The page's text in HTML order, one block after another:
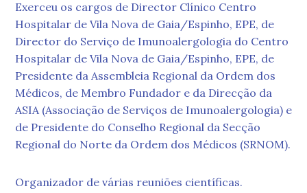
Exerceu os cargos de Director Clínico Centro
Hospitalar de Vila Nova de Gaia/Espinho, EPE, de
Director do Serviço de Imunoalergologia do Centro
Hospitalar de Vila Nova de Gaia/Espinho, EPE, de
Presidente da Assembleia Regional da Ordem dos
Médicos, de Membro Fundador e da Direcção da
ASIA (Associação de Serviços de Imunoalergologia) e
de Presidente do Conselho Regional da Secção
Regional do Norte da Ordem dos Médicos (SRNOM).
Organizador de várias reuniões científicas.